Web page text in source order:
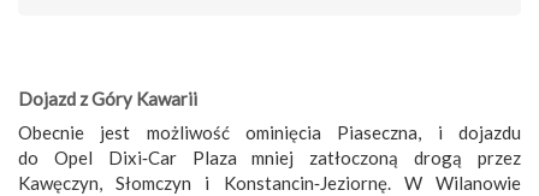
Dojazd z Góry Kawarii
Obecnie jest możliwość ominięcia Piaseczna, i dojazdu
do Opel Dixi‑Car Plaza mniej zatłoczoną drogą przez
Kawęczyn, Słomczyn i Konstancin‑Jeziornę. W Wilanowie